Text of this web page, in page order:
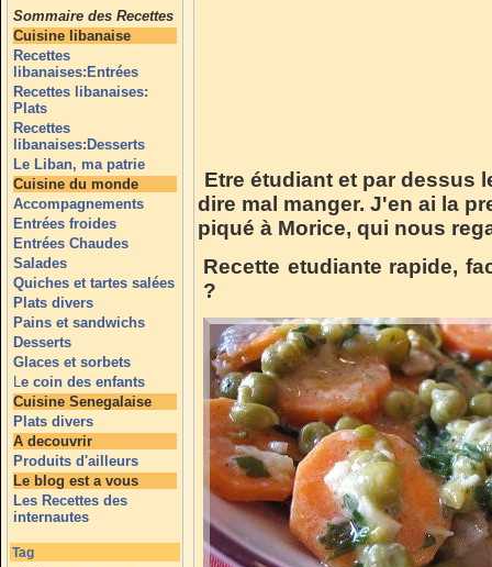
Sommaire des Recettes
Cuisine libanaise
Recettes
libanaises:Entrées
Recettes libanaises:
Plats
Recettes
libanaises:Desserts
Le Liban, ma patrie
Cuisine du monde
Accompagnements
Entrées froides
Entrées Chaudes
Salades
Quiches et tartes salées
Plats divers
Pains et sandwichs
Desserts
Glaces et sorbets
Le coin des enfants
Cuisine Senegalaise
Plats divers
A decouvrir
Produits d'ailleurs
Le blog est a vous
Les Recettes des
internautes
Tag
Etre étudiant et par dessus
dire mal manger. J'en ai la
piqué à Morice, qui nous
Recette etudiante rapide,
?